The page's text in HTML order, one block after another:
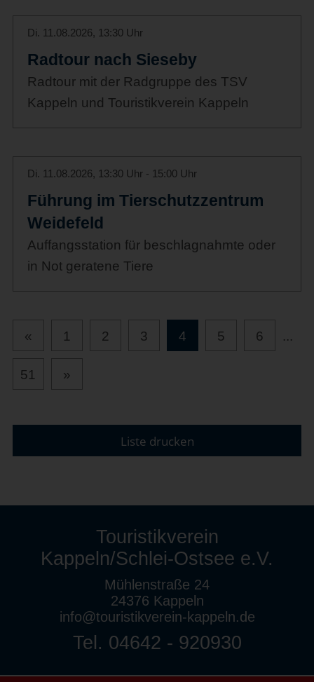
Di. 11.08.2026, 13:30 Uhr
Radtour nach Sieseby
Radtour mit der Radgruppe des TSV
Kappeln und Touristikverein Kappeln
Di. 11.08.2026, 13:30 Uhr - 15:00 Uhr
Führung im Tierschutzzentrum
Weidefeld
Auffangsstation für beschlagnahmte oder
in Not geratene Tiere
« 1 2 3 4 5 6 ...
51 »
Liste drucken
Touristikverein
Kappeln/Schlei-Ostsee e.V.
Mühlenstraße 24
24376 Kappeln
info@touristikverein-kappeln.de
Tel. 04642 - 920930